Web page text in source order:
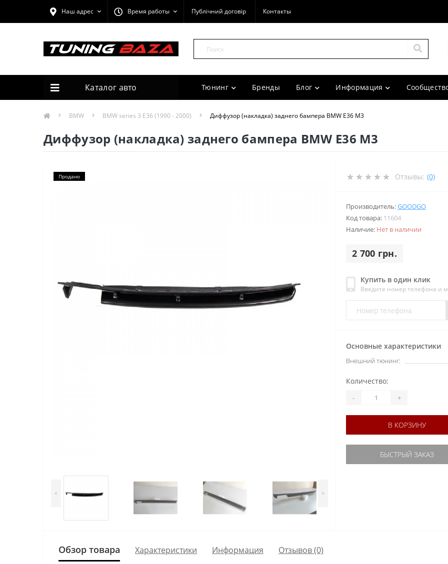
Наш адрес Время работы Публічний договір Контакты
Каталог авто Тюнинг Бренды Блог Информация
BMW BMW series 3 E36 (1990 - 2000) Диффузор (накладка) заднего бампера BMW E36 M3
Диффузор (накладка) заднего бампера BMW E36 M3
Продано
< >
Отзывы: (0)
Производитель:GOODGO
Код товара: 11604
Наличие: Нет в наличии
2 700 грн.
Купить в один клик
Введите номер телефона и
Основные характеристики
Внешний тюнинг:
Количество:
- +
В КОРЗИНУ
БЫСТРЫЙ ЗАКАЗ
Обзор товара Характеристики Информация Отзывов (0)